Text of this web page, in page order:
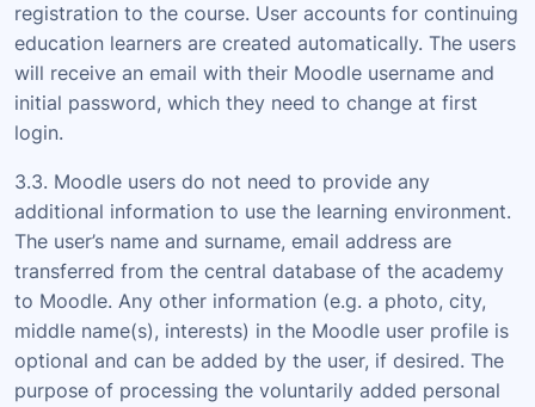
registration to the course. User accounts for continuing
education learners are created automatically. The users
will receive an email with their Moodle username and
initial password, which they need to change at first
login.
3.3. Moodle users do not need to provide any
additional information to use the learning environment.
The user’s name and surname, email address are
transferred from the central database of the academy
to Moodle. Any other information (e.g. a photo, city,
middle name(s), interests) in the Moodle user profile is
optional and can be added by the user, if desired. The
purpose of processing the voluntarily added personal